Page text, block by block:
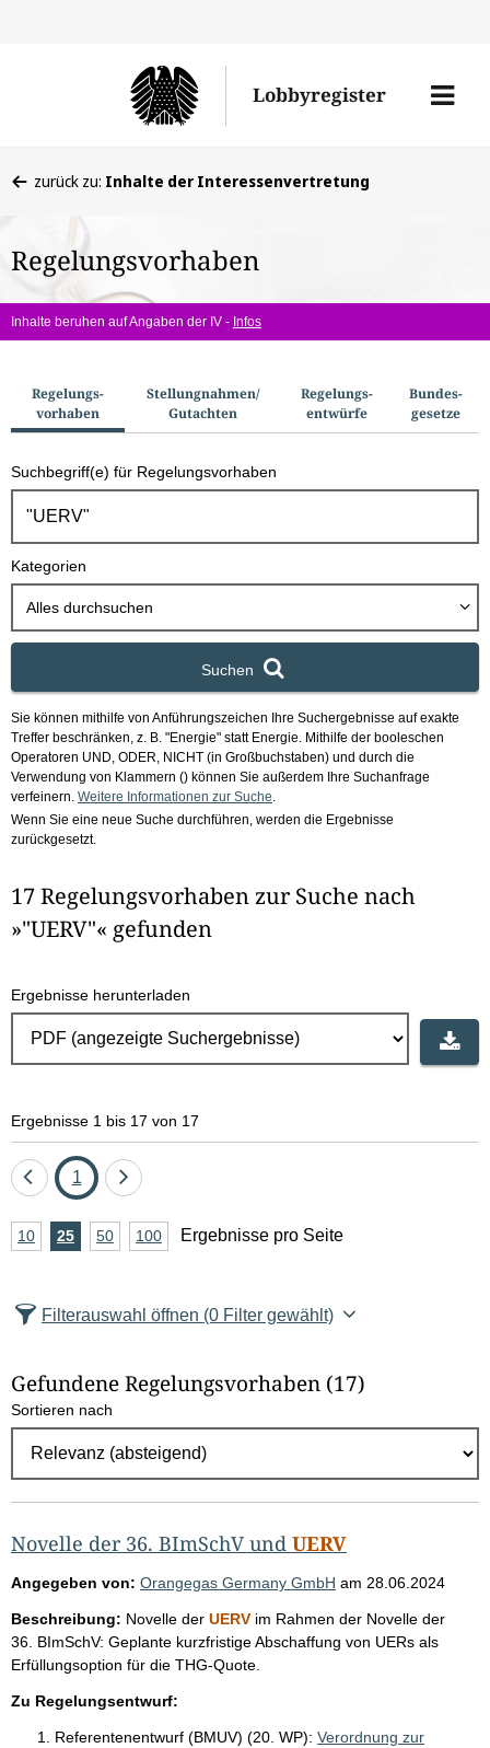
den
Lobbyregister
Menü
befinden
hier:
zurück zu: Inhalte der Interessenvertretung
Regelungsvorhaben
Inhalte beruhen auf Angaben der IV - Infos
u
c
h
o
Regelungs­
vorhaben
Stellungnahmen/​
Gutachten
Regelungs­
entwürfe
Bundes­
gesetze
Suchbegriff(e) für Regelungsvorhaben
Kategorien
Alles durchsuchen
Suchen
Sie können mithilfe von Anführungszeichen Ihre Suchergebnisse auf exakte
Treffer beschränken, z. B. "Energie" statt Energie. Mithilfe der booleschen
Operatoren UND, ODER, NICHT (in Großbuchstaben) und durch die
Verwendung von Klammern () können Sie außerdem Ihre Suchanfrage
verfeinern. Weitere Informationen zur Suche
Wenn Sie eine neue Suche durchführen, werden die Ergebnisse
zurückgesetzt.
17 Regelungsvorhaben zur Suche nach
»"UERV"« gefunden
Ergebnisse herunterladen
Ergebnisse 1 bis 17 von 17
Eine
zurück
Seite
1
Eine
vor
A
z
l
E
g
e
b
n
s
s
e
10Ergebnisse
25Ergebnisse
50Ergebnisse
100Ergebnisse
Ergebnisse pro Seite
Filterauswahl öffnen (0 Filter gewählt)
Gefundene Regelungsvorhaben (17)
Sortieren nach
Novelle der 36. BImSchV und UERV
Angegeben von: Orangegas Germany GmbH am 28.06.2024
Beschreibung: Novelle der UERV im Rahmen der Novelle der
36. BImSchV: Geplante kurzfristige Abschaffung von UERs als
Erfüllungsoption für die THG-Quote.
Zu Regelungsentwurf:
Referentenentwurf (BMUV) (20. WP): Verordnung zur